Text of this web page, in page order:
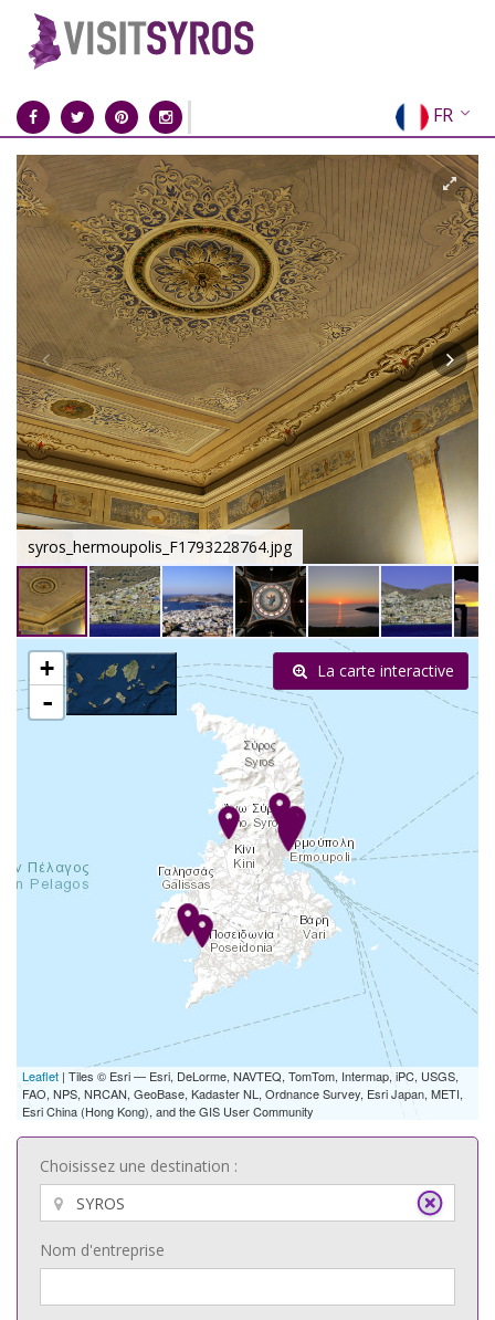
FR
EN
EL
DE
IT
ES
RU
CN
syros_hermoupolis_F1793228764.jpg
+
-
Leaflet | Tiles © Esri — Esri, DeLorme, NAVTEQ, TomTom, Intermap, iPC, USGS,
FAO, NPS, NRCAN, GeoBase, Kadaster NL, Ordnance Survey, Esri Japan, METI,
Esri China (Hong Kong), and the GIS User Community
La carte interactive
Choisissez une destination :
Nom d'entreprise